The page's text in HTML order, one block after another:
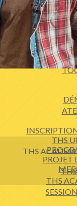
THS
PROJET
THS
THS